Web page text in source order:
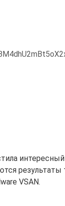
VSAN.